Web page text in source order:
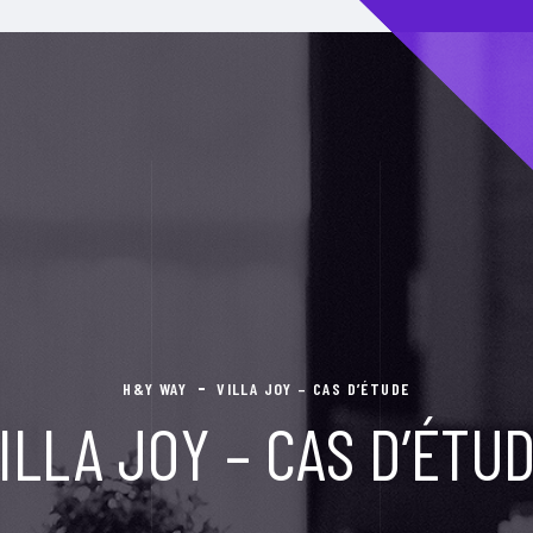
H&Y WAY VILLA JOY – CAS D’ÉTUDE
JOY – CAS